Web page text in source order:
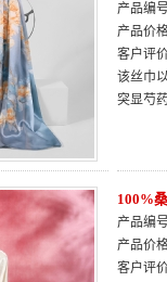
产品编
产品价
客户评
该丝巾
突显芍
100%
产品编
产品价
客户评